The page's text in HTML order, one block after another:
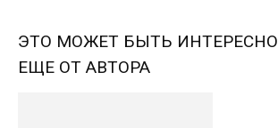
ЭТО МОЖЕТ БЫТЬ ИНТЕРЕСНО
ЕЩЕ ОТ АВТОРА